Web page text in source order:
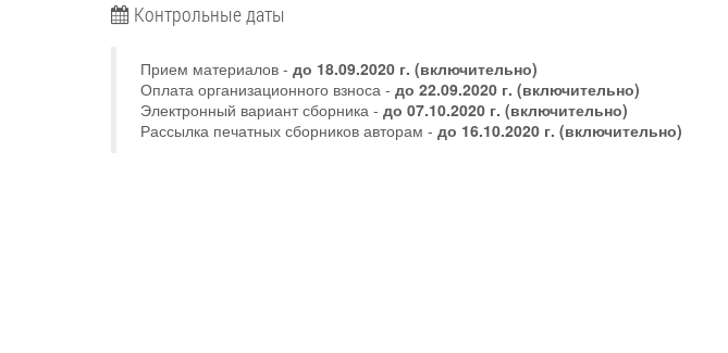
Контрольные даты
Прием материалов - до 18.09.2020 г. (включительно)
Оплата организационного взноса - до 22.09.2020 г. (включительно)
Электронный вариант сборника - до 07.10.2020 г. (включительно)
Рассылка печатных сборников авторам - до 16.10.2020 г. (включительно)